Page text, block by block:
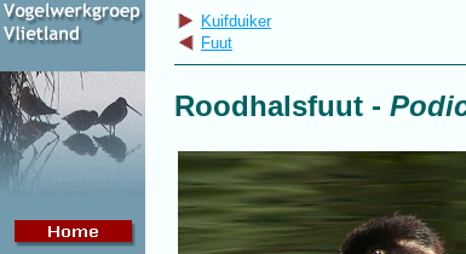
Kuifduiker
Fuut
Roodhalsfuut -